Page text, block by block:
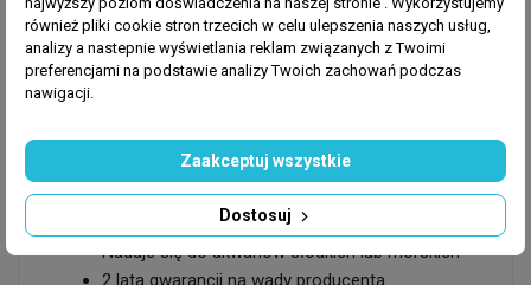
Cechy zalety
Wysokie natężenie przepływu
Wykorzystuje bardzo silny magnes neodymowy
Płytka cyfrowa zapewniająca stały przepływ
Praca na mokro i sucho
Niska temperatura pracy
Nadaje się do akwariów słodkich lub morskich
również pliki cookie stron trzecich w celu ulepszenia naszych usług,
analizy a nastepnie wyświetlania reklam związanych z Twoimi
preferencjami na podstawie analizy Twoich zachowań podczas
nawigacji.
Dostosuj
Zaakceptuj wszystkie